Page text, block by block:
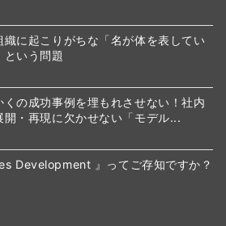
織に起こりがちな「名が体を表してい
という問題
くの成功事例を埋もれさせない！社内
開・再現に欠かせない「モデル...
Development 』ってご存知ですか？